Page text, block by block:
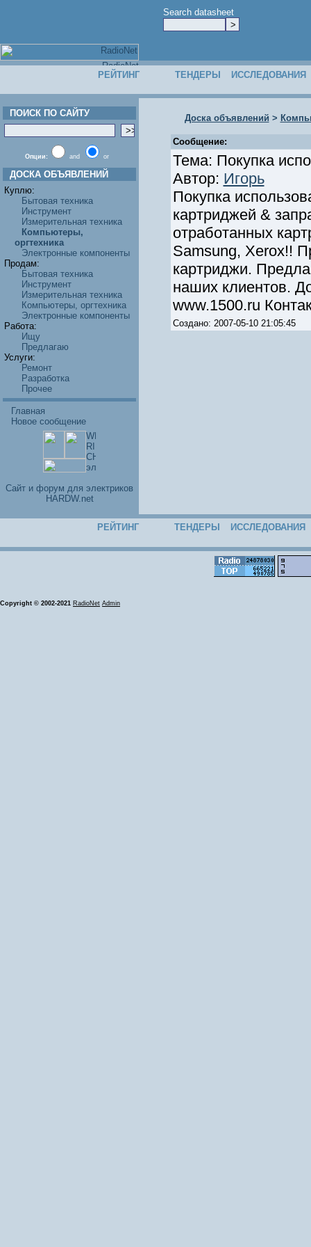
Search datasheet
РЕЙТИНГ ТЕНДЕРЫ ИССЛЕДОВАНИЯ
ПОИСК ПО САЙТУ
Опции: and or
ДОСКА ОБЪЯВЛЕНИЙ
Куплю:
Бытовая техника
Инструмент
Измерительная техника
Компьютеры,
оргтехника
Электронные компоненты
Продам:
Бытовая техника
Инструмент
Измерительная техника
Компьютеры, оргтехника
Электронные компоненты
Работа:
Ищу
Предлагаю
Услуги:
Ремонт
Разработка
Прочее
Главная
Новое сообщение
Cайт и форум для электриков
HARDW.net
Доска объявлений >
Сообщение:
Тема: Покупка
Автор: Игорь
Покупка
картриджей &
отработанных
Samsung, Xerox!!
картриджи.
наших клиентов.
www.1500.ru
Создано: 2007-05-10 21:05:45
РЕЙТИНГ ТЕНДЕРЫ ИССЛЕДОВАНИЯ
Copyright © 2002-2021 RadioNet Admin